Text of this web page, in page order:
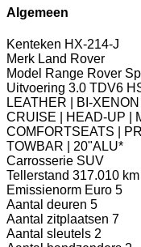
Algemeen
Kenteken HX-214-J
Merk Land Rover
Model Range Rover
Uitvoering 3.0 TDV6
LEATHER | BI-
CRUISE | HEAD-UP |
COMFORTSEATS |
TOWBAR | 20"ALU*
Carrosserie SUV
Tellerstand 317.010 km
Emissienorm Euro 5
Aantal deuren 5
Aantal zitplaatsen 7
Aantal sleutels 2